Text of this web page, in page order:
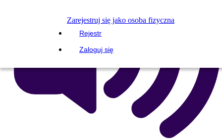
Zarejestruj się jako osoba fizyczna
Rejestr
Zaloguj się